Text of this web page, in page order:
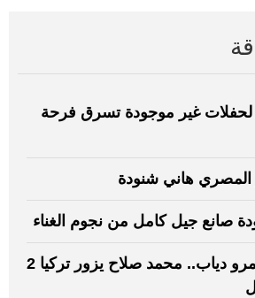
غير موجودة تسرق فرحة
المصري هاني شنودة
صانع جيل كامل من نجوم الغناء
لحضور حفلة عمرو دياب.. محمد صلاح يزور تركيا 2